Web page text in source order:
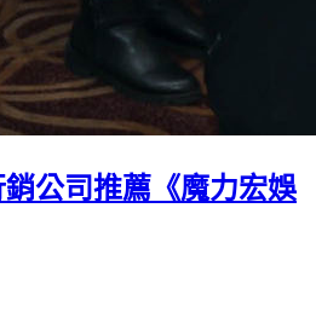
公司推薦《魔力宏娛